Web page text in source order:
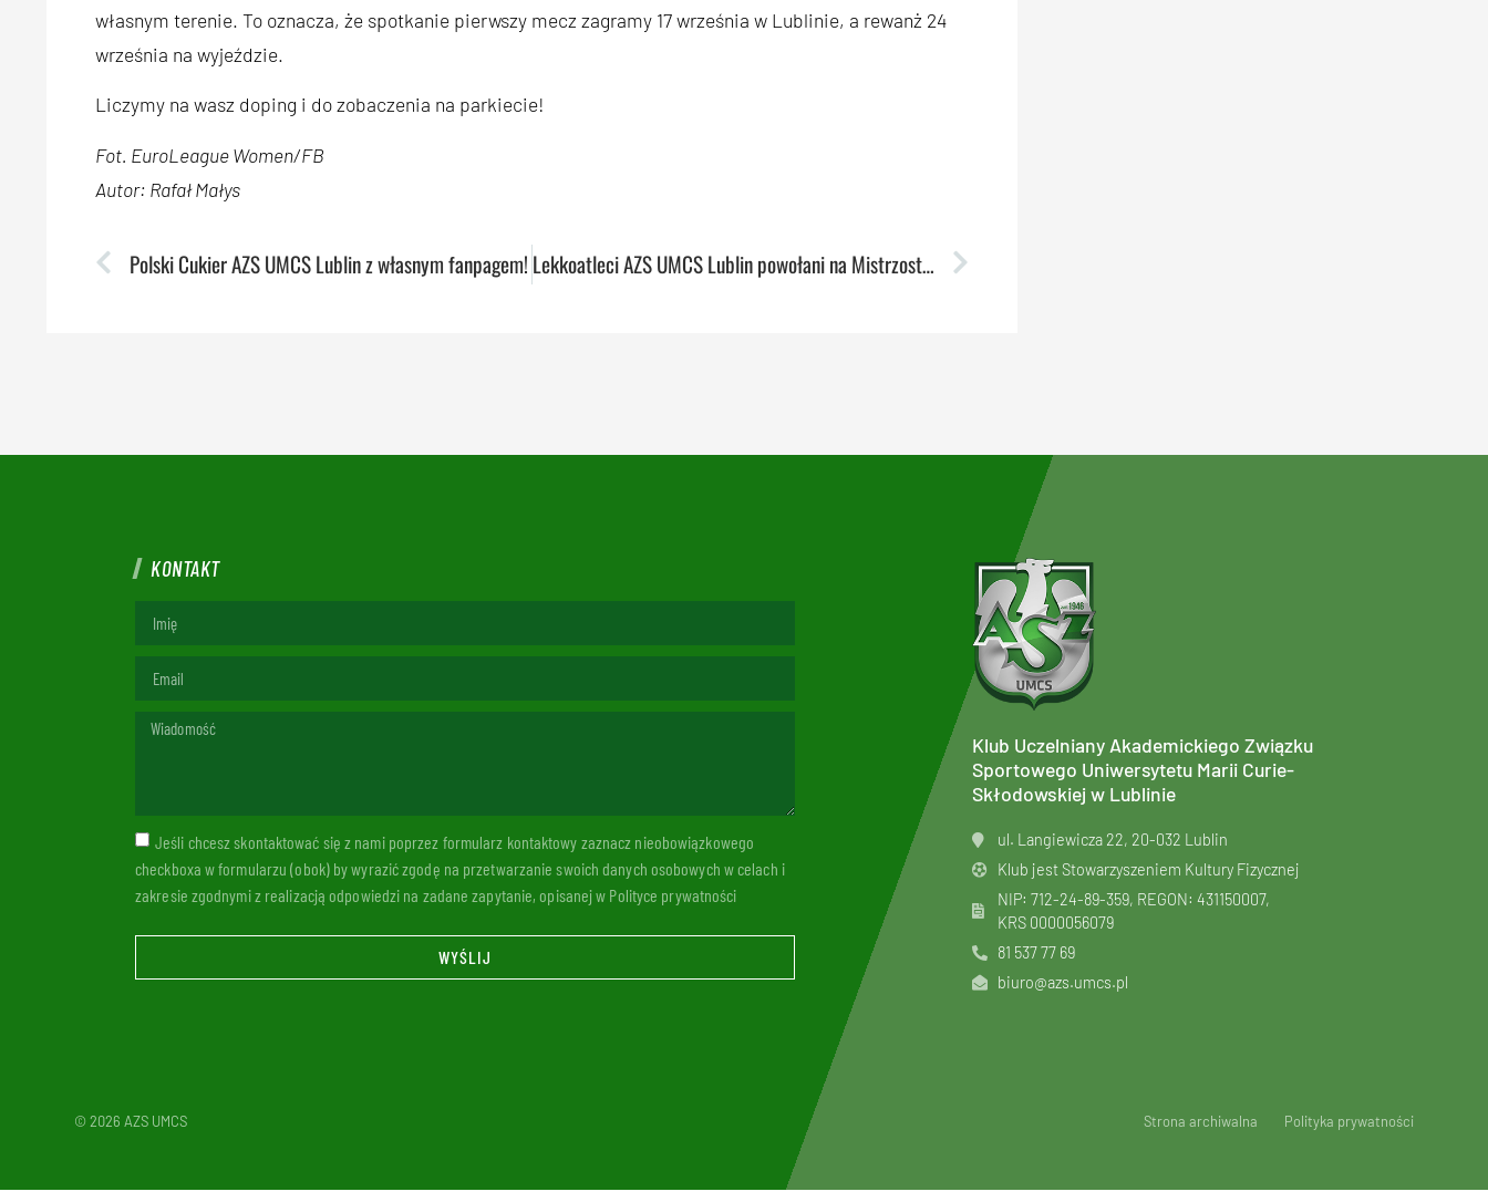
własnym terenie. To oznacza, że spotkanie pierwszy mecz zagramy 17 września w Lublinie, a rewanż 24
września na wyjeździe.
Liczymy na wasz doping i do zobaczenia na parkiecie!
Fot. EuroLeague Women/FB
Autor: Rafał Małys
Polski Cukier AZS UMCS Lublin z własnym fanpagem! Lekkoatleci AZS UMCS Lublin powołani na Mistrzostwa Europy U23
KONTAKT
Jeśli chcesz skontaktować się z nami poprzez formularz kontaktowy zaznacz nieobowiązkowego
checkboxa w formularzu (obok) by wyrazić zgodę na przetwarzanie swoich danych osobowych w celach i
zakresie zgodnymi z realizacją odpowiedzi na zadane zapytanie, opisanej w Polityce prywatności
WYŚLIJ
Klub Uczelniany Akademickiego Związku
Sportowego Uniwersytetu Marii Curie-
Skłodowskiej w Lublinie
ul. Langiewicza 22, 20-032 Lublin
Klub jest Stowarzyszeniem Kultury Fizycznej
NIP: 712-24-89-359, REGON: 431150007,
KRS 0000056079
81 537 77 69
biuro@azs.umcs.pl
© 2026 AZS UMCS Strona archiwalna Polityka prywatności